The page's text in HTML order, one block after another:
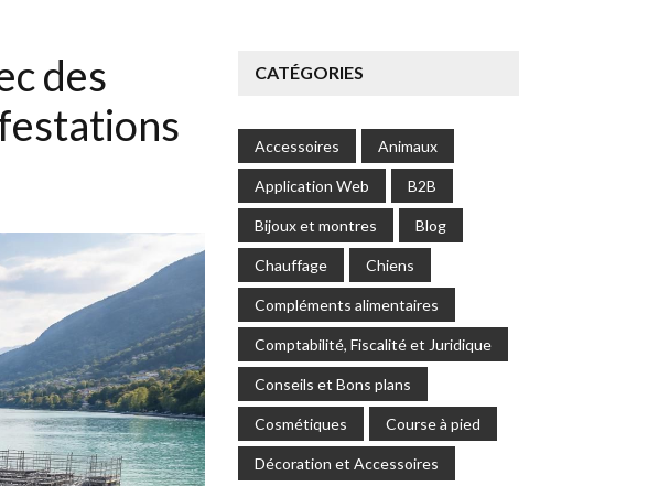
des
CATÉGORIES
Accessoires Animaux
Application Web B2B
Bijoux et montres Blog
Chauffage Chiens
Compléments alimentaires
Comptabilité, Fiscalité et Juridique
Conseils et Bons plans
Cosmétiques Course à pied
Décoration et Accessoires